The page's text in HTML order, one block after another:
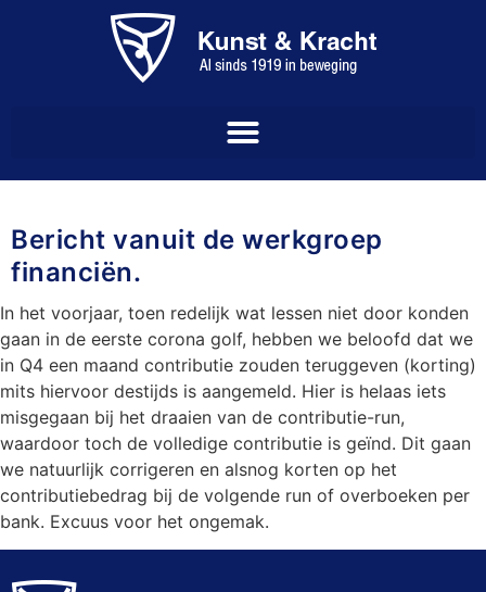
Bericht vanuit de werkgroep
financiën.
In het voorjaar, toen redelijk wat lessen niet door konden
gaan in de eerste corona golf, hebben we beloofd dat we
in Q4 een maand contributie zouden teruggeven (korting)
mits hiervoor destijds is aangemeld. Hier is helaas iets
misgegaan bij het draaien van de contributie-run,
waardoor toch de volledige contributie is geïnd. Dit gaan
we natuurlijk corrigeren en alsnog korten op het
contributiebedrag bij de volgende run of overboeken per
bank. Excuus voor het ongemak.